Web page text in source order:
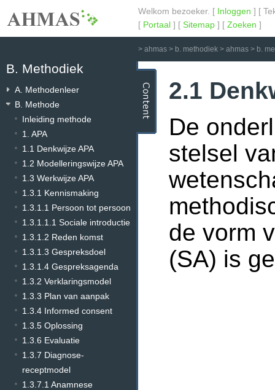
Welkom bezoeker. [ Inloggen ] [
[ Portaal ] [ Sitemap ] [ Zoeken ]
> ahmas > b. methodiek > ahmas > b.
B. Methodiek
A. Methodenleer
B. Methode
Inleiding methode
1. APA
1.1 Denkwijze APA
1.2 Modelleringswijze APA
1.3 Werkwijze APA
1.3.1 Kennismaking
1.3.1.1 Persoon tot persoon
1.3.1.1.1 Sociale introductie
1.3.1.2 Reden komst
1.3.1.3 Gespreksdoel
1.3.1.4 Gespreksagenda
1.3.2 Verklaringsmodel
1.3.3 Plan van aanpak
1.3.4 Informed consent
1.3.5 Oplossing
1.3.6 Evaluatie
1.3.7 Diagnose-
receptmodel
1.3.7.1 Anamnese
2.1
De
stelsel
de vorm
(SA) is